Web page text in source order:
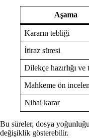
Aşama
Kararın tebliği
İtiraz süresi
Dilekçe hazırlığı ve
Mahkeme ön
Nihai karar
Bu süreler, dosya
değişiklik gösterebilir.